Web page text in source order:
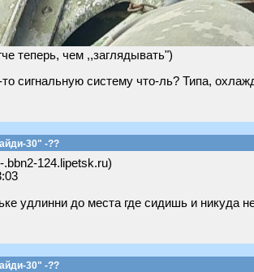
теперь, чем ,,заглядывать")
сигнальную систему что-ль? Типа,
30" -??
.bbn2-124.lipetsk.ru)
удлинни до места где сидишь и никуда
30" -??